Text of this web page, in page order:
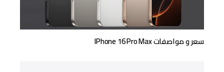
سعر و مواصفات IPhone 16 Pro Max